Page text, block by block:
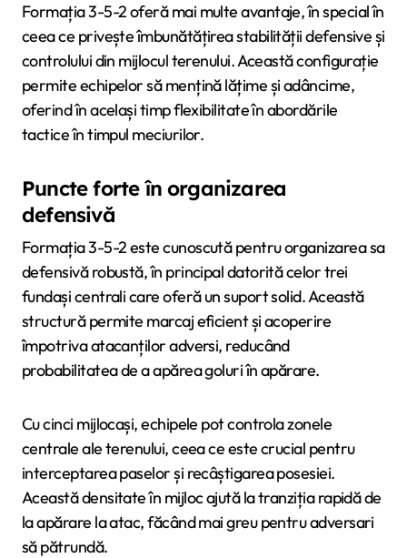
Formația 3-5-2 oferă mai multe avantaje, în special în
ceea ce privește îmbunătățirea stabilității defensive și
controlului din mijlocul terenului. Această configurație
permite echipelor să mențină lățime și adâncime,
oferind în același timp flexibilitate în abordările
tactice în timpul meciurilor.
Puncte forte în organizarea
defensivă
Formația 3-5-2 este cunoscută pentru organizarea sa
defensivă robustă, în principal datorită celor trei
fundași centrali care oferă un suport solid. Această
structură permite marcaj eficient și acoperire
împotriva atacanților adversi, reducând
probabilitatea de a apărea goluri în apărare.
Cu cinci mijlocași, echipele pot controla zonele
centrale ale terenului, ceea ce este crucial pentru
interceptarea paselor și recâștigarea posesiei.
Această densitate în mijloc ajută la tranziția rapidă de
la apărare la atac, făcând mai greu pentru adversari
să pătrundă.